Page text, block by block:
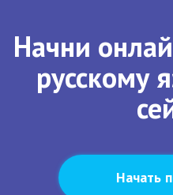
Начни
русскому
Начать